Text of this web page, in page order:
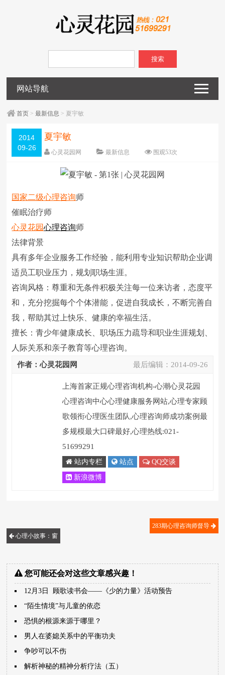
搜索
网站导航
首页 >最新信息 > 夏宇敏
2014
09-26
夏宇敏
心灵花园网 最新信息 围观53次
字体：大 中 小
国家二级心理咨询师
催眠治疗师
心灵花园心理咨询师
法律背景
具有多年企业服务工作经验，能利用专业知识帮助企业调
适员工职业压力，规划职场生涯。
咨询风格：尊重和无条件积极关注每一位来访者，态度平
和，充分挖掘每个个体潜能，促进自我成长，不断完善自
我，帮助其过上快乐、健康的幸福生活。
擅长：青少年健康成长、职场压力疏导和职业生涯规划、
人际关系和亲子教育等心理咨询。
最后编辑： 2014-09-26
作者：心灵花园网
上海首家正规心理咨询机构-心潮心灵花园
心理咨询中心心理健康服务网站,心理专家顾
歌领衔心理医生团队,心理咨询师成功案例最
多规模最大口碑最好,心理热线:021-
51699291
站内专栏 站点 QQ交谈
新浪微博
心理小故事：窗
283期心理咨询师督导
您可能还会对这些文章感兴趣！
12月3日 顾歌读书会――《少的力量》活动预告
“陌生情境”与儿童的依恋
恐惧的根源来源于哪里？
男人在婆媳关系中的平衡功夫
争吵可以不伤
解析神秘的精神分析疗法（五）